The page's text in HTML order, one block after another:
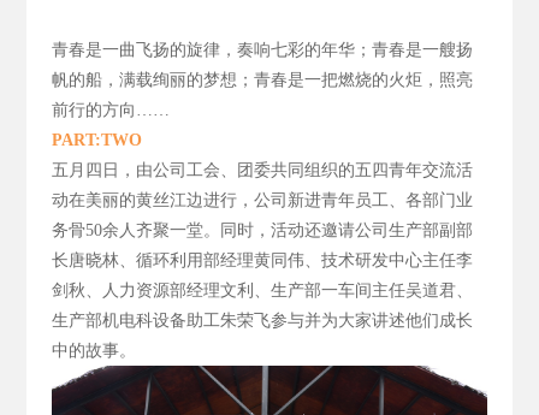
青春是一曲飞扬的旋律， 奏响七彩的年华；青春是一艘扬
帆的船，满载绚丽的梦想；青春是一把燃烧的火炬，照亮
前行的方向……
PART:TWO
五月四日，由公司工会、团委共同组织的五四青年交流活
动在美丽的黄丝江边进行，公司新进青年员工、各部门业
务骨50余人齐聚一堂。同时，活动还邀请公司生产部副部
长唐晓林、循环利用部经理黄同伟、技术研发中心主任李
剑秋、人力资源部经理文利、生产部一车间主任吴道君、
生产部机电科设备助工朱荣飞参与并为大家讲述他们成长
中的故事。